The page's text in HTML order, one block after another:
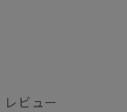
レビュー